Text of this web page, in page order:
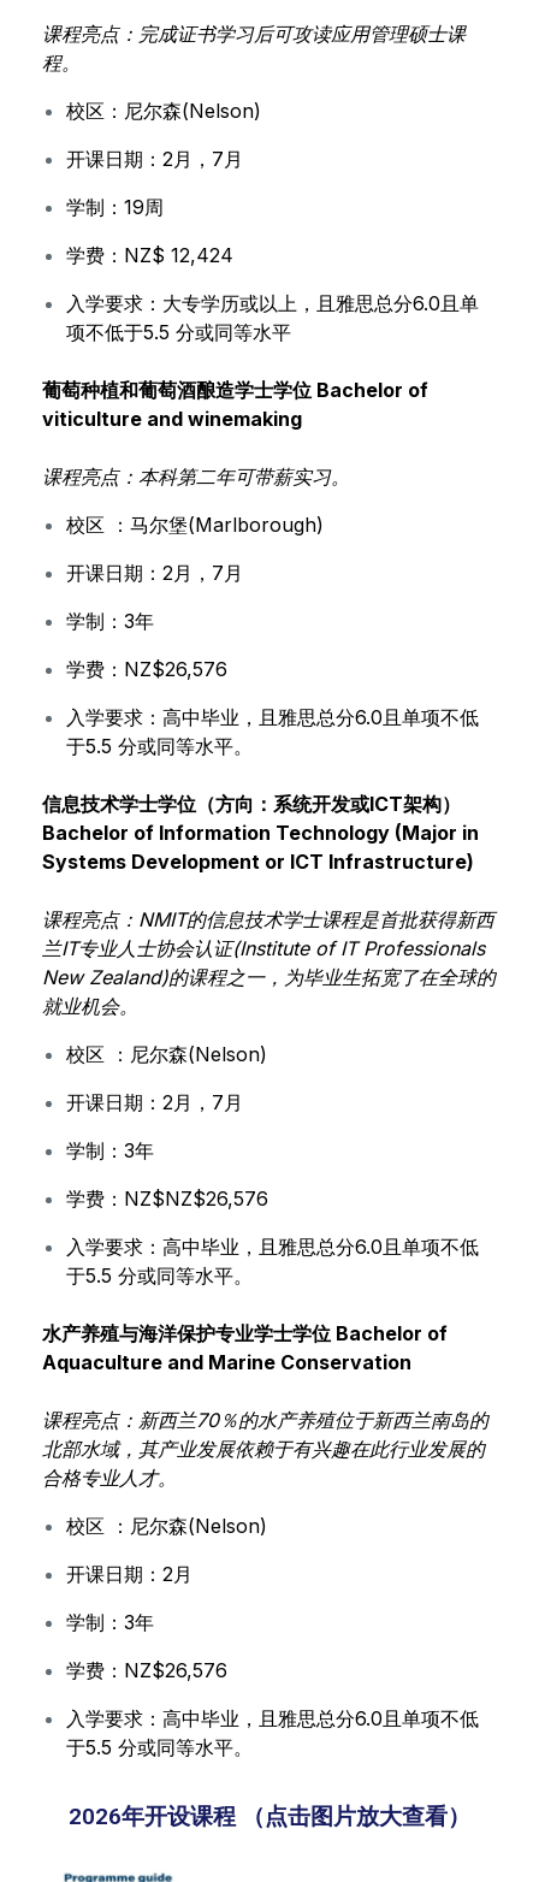
课程亮点：完成证书学习后可攻读应用管理硕士课
程。
校区：尼尔森(Nelson)
开课日期：2月，7月
学制：19周
学费：NZ$ 12,424
入学要求：大专学历或以上，且雅思总分6.0且单
项不低于5.5 分或同等水平
葡萄种植和葡萄酒酿造学士学位 Bachelor of
viticulture and winemaking
课程亮点：本科第二年可带薪实习。
校区 ：马尔堡(Marlborough)
开课日期：2月，7月
学制：3年
学费：NZ$26,576
入学要求：高中毕业，且雅思总分6.0且单项不低
于5.5 分或同等水平。
信息技术学士学位（方向：系统开发或ICT架构）
Bachelor of Information Technology (Major in
Systems Development or ICT Infrastructure)
课程亮点：NMIT的信息技术学士课程是首批获得新西
兰IT专业人士协会认证(Institute of IT Professionals
New Zealand)的课程之一，为毕业生拓宽了在全球的
就业机会。
校区 ：尼尔森(Nelson)
开课日期：2月，7月
学制：3年
学费：NZ$NZ$26,576
入学要求：高中毕业，且雅思总分6.0且单项不低
于5.5 分或同等水平。
水产养殖与海洋保护专业学士学位 Bachelor of
Aquaculture and Marine Conservation
课程亮点：新西兰70％的水产养殖位于新西兰南岛的
北部水域，其产业发展依赖于有兴趣在此行业发展的
合格专业人才。
校区 ：尼尔森(Nelson)
开课日期：2月
学制：3年
学费：NZ$26,576
入学要求：高中毕业，且雅思总分6.0且单项不低
于5.5 分或同等水平。
2026年开设课程 （点击图片放大查看）